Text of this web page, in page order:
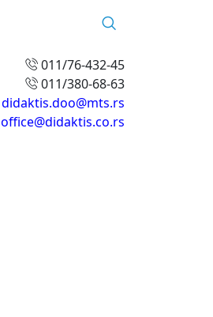
011/76-432-45
011/380-68-63
didaktis.doo@mts.rs
office@didaktis.co.rs